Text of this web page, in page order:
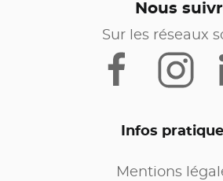
Nous
Sur les réseaux
Infos
Mentions